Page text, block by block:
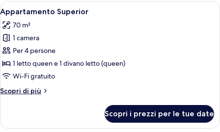
Apri
tutte
le
foto
per
Appartamento
Superior
Una camera d'albergo moderna con
10
Appartamento Superior
70 m²
1 camera
Per 4 persone
1 letto queen e 1 divano letto (queen)
Wi-Fi gratuito
Scopri di più
Altri
Superior
Scopri i prezzi per le tue date